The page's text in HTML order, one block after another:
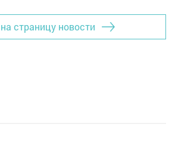
страницу новости